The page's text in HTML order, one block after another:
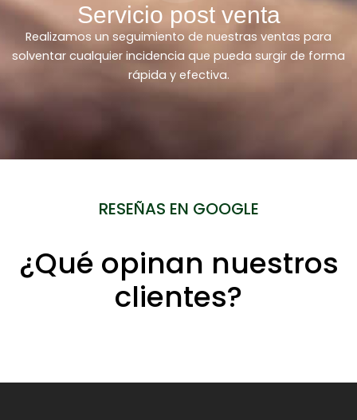
Servicio post venta
Realizamos un seguimiento de nuestras ventas para
solventar cualquier incidencia que pueda surgir de forma
rápida y efectiva.
RESEÑAS EN GOOGLE
¿Qué opinan nuestros
clientes?